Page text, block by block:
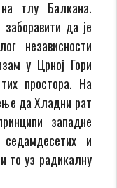
тлу Балкана.
да је
независности
у Црној Гори
простора. На
да Хладни рат
западне
и
то уз радикалну